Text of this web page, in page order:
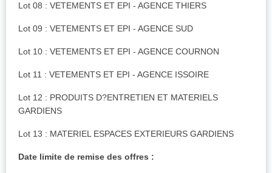
Lot 08 : VETEMENTS ET EPI - AGENCE THIERS
Lot 09 : VETEMENTS ET EPI - AGENCE SUD
Lot 10 : VETEMENTS ET EPI - AGENCE COURNON
Lot 11 : VETEMENTS ET EPI - AGENCE ISSOIRE
Lot 12 : PRODUITS D?ENTRETIEN ET MATERIELS
GARDIENS
Lot 13 : MATERIEL ESPACES EXTERIEURS GARDIENS
Date limite de remise des offres :